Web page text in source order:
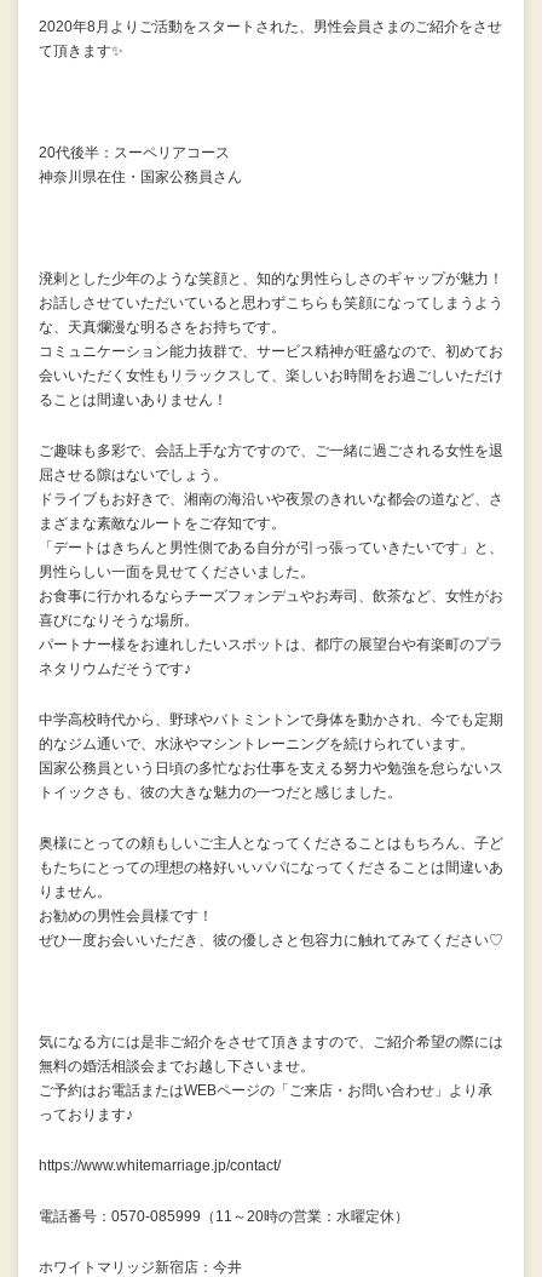
2020年8月よりご活動をスタートされた、男性会員さまのご紹介をさせ
て頂きます✨
20代後半：スーペリアコース
神奈川県在住・国家公務員さん
溌剌とした少年のような笑顔と、知的な男性らしさのギャップが魅力！
お話しさせていただいていると思わずこちらも笑顔になってしまうよう
な、天真爛漫な明るさをお持ちです。
コミュニケーション能力抜群で、サービス精神が旺盛なので、初めてお
会いいただく女性もリラックスして、楽しいお時間をお過ごしいただけ
ることは間違いありません！
ご趣味も多彩で、会話上手な方ですので、ご一緒に過ごされる女性を退
屈させる隙はないでしょう。
ドライブもお好きで、湘南の海沿いや夜景のきれいな都会の道など、さ
まざまな素敵なルートをご存知です。
「デートはきちんと男性側である自分が引っ張っていきたいです」と、
男性らしい一面を見せてくださいました。
お食事に行かれるならチーズフォンデュやお寿司、飲茶など、女性がお
喜びになりそうな場所。
パートナー様をお連れしたいスポットは、都庁の展望台や有楽町のプラ
ネタリウムだそうです♪
中学高校時代から、野球やバトミントンで身体を動かされ、今でも定期
的なジム通いで、水泳やマシントレーニングを続けられています。
国家公務員という日頃の多忙なお仕事を支える努力や勉強を怠らないス
トイックさも、彼の大きな魅力の一つだと感じました。
奥様にとっての頼もしいご主人となってくださることはもちろん、子ど
もたちにとっての理想の格好いいパパになってくださることは間違いあ
りません。
お勧めの男性会員様です！
ぜひ一度お会いいただき、彼の優しさと包容力に触れてみてください♡
気になる方には是非ご紹介をさせて頂きますので、ご紹介希望の際には
無料の婚活相談会までお越し下さいませ。
ご予約はお電話またはWEBページの「ご来店・お問い合わせ」より承
っております♪
https://www.whitemarriage.jp/contact/
電話番号：0570-085999（11～20時の営業：水曜定休）
ホワイトマリッジ新宿店：今井